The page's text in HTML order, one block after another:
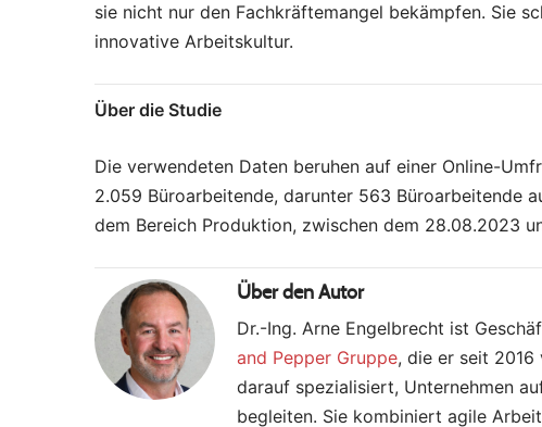
sie nicht nur den Fachkräftemangel bekämpfen. Sie
innovative Arbeitskultur.
Über die Studie
Die verwendeten Daten beruhen auf einer Online-
2.059 Büroarbeitende, darunter 563 Büroarbeitende
dem Bereich Produktion, zwischen dem 28.08.2023
Über den Autor
Dr.-Ing. Arne Engelbrecht ist
and Pepper Gruppe, die er seit
darauf spezialisiert, Unternehmen
begleiten. Sie kombiniert agile